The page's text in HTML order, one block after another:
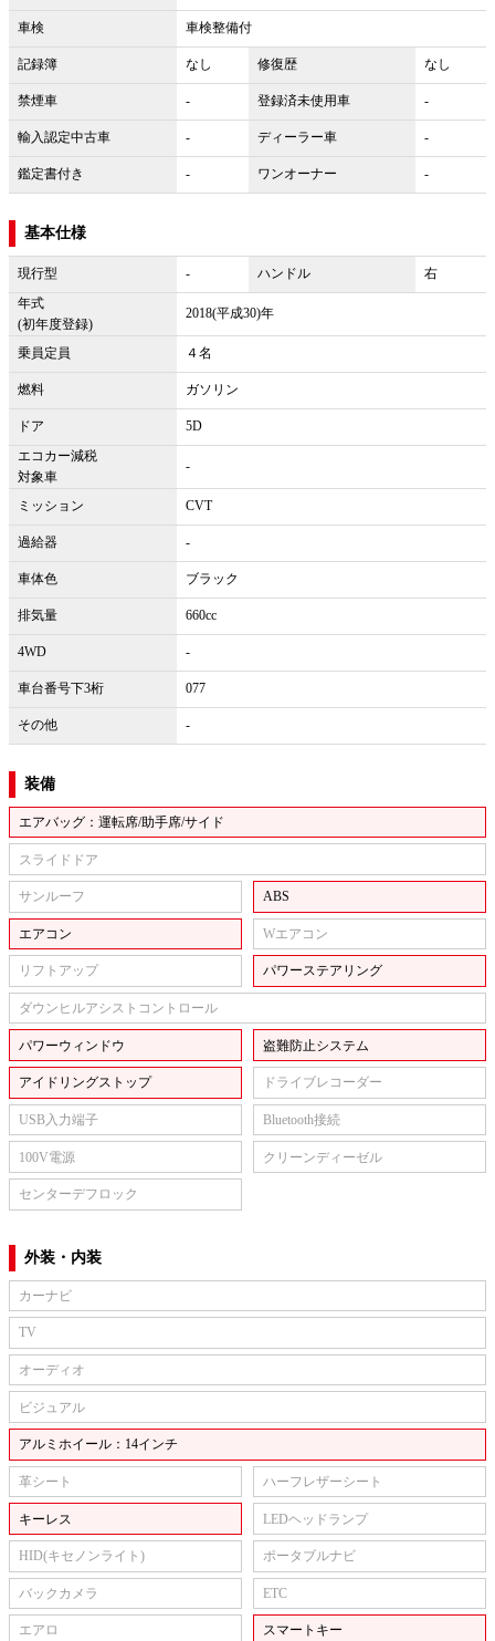
車検 車検整備付
記録簿 なし 修復歴 なし
禁煙車 - 登録済未使用車 -
輸入認定中古車 - ディーラー車 -
鑑定書付き - ワンオーナー -
基本仕様
現行型 - ハンドル
右
年式
(初年度登録)
2018(平成30)年
乗員定員 ４名
燃料 ガソリン
ドア
5D
エコカー減税
対象車
-
ミッション CVT
過給器 -
車体色 ブラック
排気量 660cc
4WD -
車台番号下3桁 077
その他 -
装備
エアバッグ：運転席/助手席/サイド
スライドドア
サンルーフ ABS
エアコン Wエアコン
リフトアップ パワーステアリング
ダウンヒルアシストコントロール
パワーウィンドウ 盗難防止システム
アイドリングストップ ドライブレコーダー
USB入力端子 Bluetooth接続
100V電源 クリーンディーゼル
センターデフロック
外装・内装
カーナビ
TV
オーディオ
ビジュアル
アルミホイール：14インチ
革シート ハーフレザーシート
キーレス LEDヘッドランプ
HID(キセノンライト) ポータブルナビ
バックカメラ ETC
エアロ スマートキー